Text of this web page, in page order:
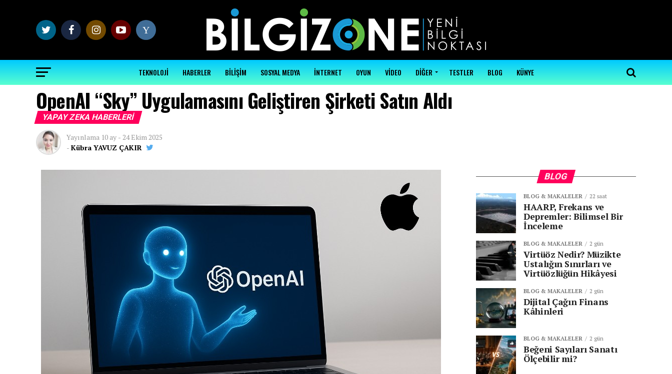
Y
TEKNOLOJİ HABERLER BİLİŞİM SOSYAL MEDYA İNTERNET OYUN VİDEO DİĞER TESTLER BLOG KÜNYE
OpenAI “Sky” Uygulamasını Geliştiren Şirketi Satın Aldı
YAPAY ZEKA HABERLERI
Yayınlama 10 ay - 24 Ekim 2025
- Kübra YAVUZ ÇAKIR
BLOG
BLOG & MAKALELER 22 saat
HAARP, Frekans ve
Depremler: Bilimsel Bir
İnceleme
BLOG & MAKALELER 2 gün
Virtüöz Nedir? Müzikte
Ustalığın Sınırları ve
Virtüözlüğün Hikâyesi
BLOG & MAKALELER 2 gün
Dijital Çağın Finans
Kâhinleri
BLOG & MAKALELER 2 gün
Beğeni Sayıları Sanatı
Ölçebilir mi?